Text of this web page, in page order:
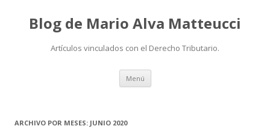
Blog de Mario Alva Matteucci
Artículos vinculados con el Derecho Tributario.
Menú Ir
contenido
ARCHIVO POR MESES: JUNIO 2020